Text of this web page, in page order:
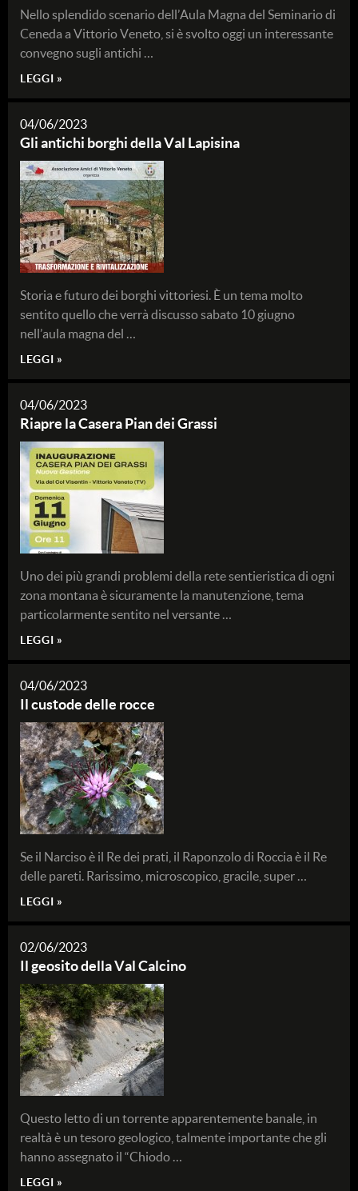
Nello splendido scenario dell’Aula Magna del Seminario di
Ceneda a Vittorio Veneto, si è svolto oggi un interessante
convegno sugli antichi …
LEGGI »
04/06/2023
Gli antichi borghi della Val Lapisina
Storia e futuro dei borghi vittoriesi. È un tema molto
sentito quello che verrà discusso sabato 10 giugno
nell’aula magna del …
LEGGI »
04/06/2023
Riapre la Casera Pian dei Grassi
Uno dei più grandi problemi della rete sentieristica di ogni
zona montana è sicuramente la manutenzione, tema
particolarmente sentito nel versante …
LEGGI »
04/06/2023
Il custode delle rocce
Se il Narciso è il Re dei prati, il Raponzolo di Roccia è il Re
delle pareti. Rarissimo, microscopico, gracile, super …
LEGGI »
02/06/2023
Il geosito della Val Calcino
Questo letto di un torrente apparentemente banale, in
realtà è un tesoro geologico, talmente importante che gli
hanno assegnato il “Chiodo …
LEGGI »